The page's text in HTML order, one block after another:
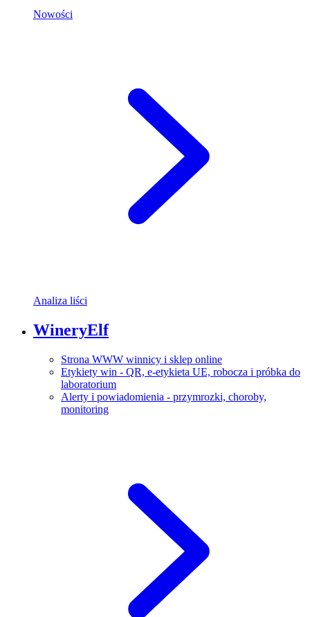
Nowości
Analiza liści
WineryElf
Strona WWW winnicy i sklep online
Etykiety win - QR, e-etykieta UE, robocza i próbka do
laboratorium
Alerty i powiadomienia - przymrozki, choroby,
monitoring